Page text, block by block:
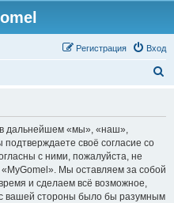
Вход
Регистрация
дальнейшем «мы», «наш»,
своё согласие со
с ними, пожалуйста, не
Мы оставляем за собой
и сделаем всё возможное,
вашей стороны было бы разумным